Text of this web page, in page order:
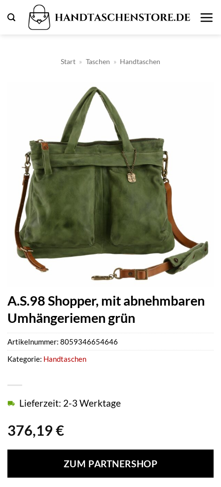
Inhalt
Start » Taschen » Handtaschen
A.S.98 Shopper, mit abnehmbaren
Umhängeriemen grün
376,19 €
Lieferzeit: 2-3 Werktage
ZUM PARTNERSHOP
Artikelnummer: 8059346654646
Kategorie: Handtaschen